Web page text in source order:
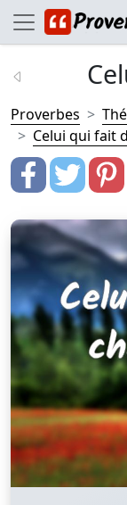
Proverbes
Celui qui fait